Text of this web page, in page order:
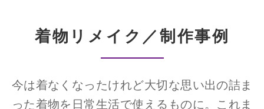
着物リメイク／制作事例
今は着なくなったけれど大切な思い出の詰ま
った着物を日常生活で使えるものに。 これま